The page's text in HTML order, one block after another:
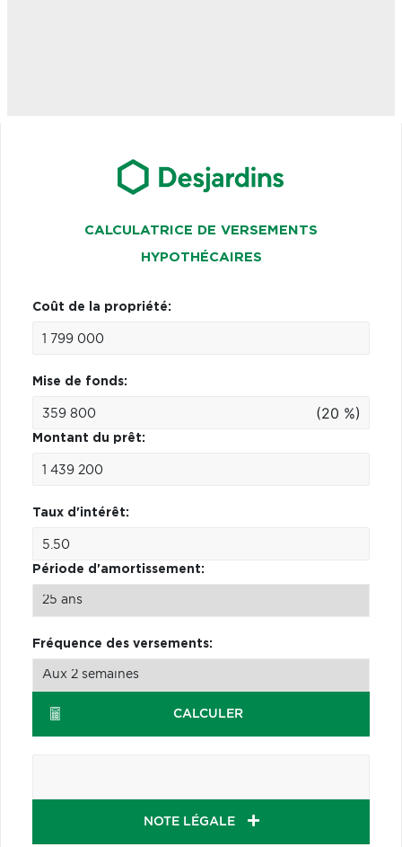
CALCULATRICE DE VERSEMENTS
HYPOTHÉCAIRES
Coût de la propriété:
Mise de fonds:
(20 %)
Montant du prêt:
Taux d'intérêt:
Période d'amortissement:
Fréquence des versements:
CALCULER
NOTE LÉGALE